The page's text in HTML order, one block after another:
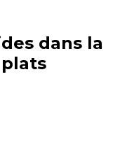
dans la